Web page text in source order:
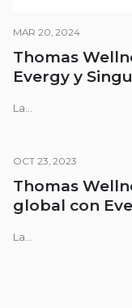
MAR 20, 2024
Thomas
Evergy y
La...
OCT 23, 2023
Thomas
global con
La...